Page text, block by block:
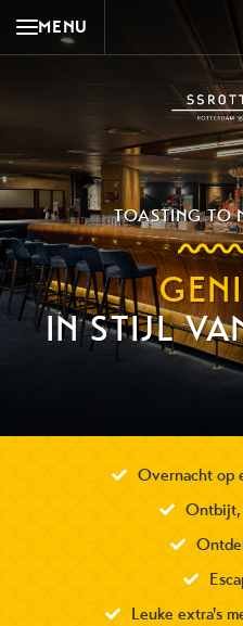
MENU
TOASTING TO
IN STIJL
Overnacht op
Ontbijt,
Leuke extra's